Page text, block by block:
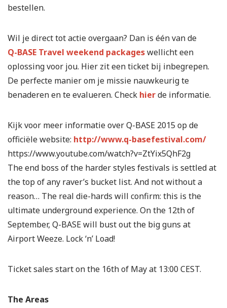
bestellen.
Wil je direct tot actie overgaan? Dan is één van de
Q-BASE Travel weekend packageswellicht een
oplossing voor jou. Hier zit een ticket bij inbegrepen.
De perfecte manier om je missie nauwkeurig te
benaderen en te evalueren. Check hierde informatie.
Kijk voor meer informatie over Q-BASE 2015 op de
officiële website: http://www.q-basefestival.com/
https://www.youtube.com/watch?v=ZtYix5QhF2g
The end boss of the harder styles festivals is settled at
the top of any raver’s bucket list. And not without a
reason… The real die-hards will confirm: this is the
ultimate underground experience. On the 12th of
September, Q-BASE will bust out the big guns at
Airport Weeze. Lock ‘n’ Load!
Ticket sales start on the 16th of May at 13:00 CEST.
The Areas